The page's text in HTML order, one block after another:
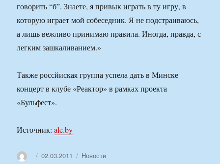
говорить “б”. Знаете, я привык играть в ту игру, в
которую играет мой собеседник. Я не подстраиваюсь,
а лишь вежливо принимаю правила. Иногда, правда, с
легким зашкаливанием.»
Также россйиская группа успела дать в Минске
концерт в клубе «Реактор» в рамках проекта
«Бульфест».
Источник:ale.by
АвторОпубликовано
02.03.2011 Рубрики
Новости